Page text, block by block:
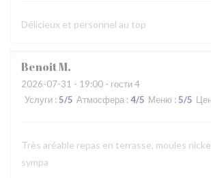
Délicieux et personnel au top
BenoitM
2026-07-31 - 19:00 - гости 4
Услуги : 5/5 Атмосфера : 4/5 Меню : 5/5
Très aréable repas en terrasse, moules
sympa